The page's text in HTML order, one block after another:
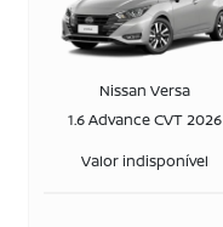
Nissan Versa
1.6 Advance CVT 2026
Valor indisponível